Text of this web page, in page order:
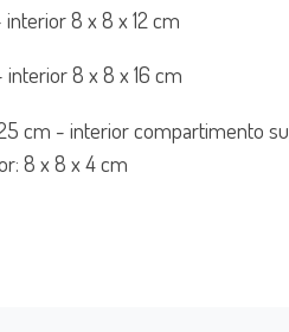
interior 8 x 8 x 12 cm
interior 8 x 8 x 16 cm
cm - interior compartimento
8 x 8 x 4 cm